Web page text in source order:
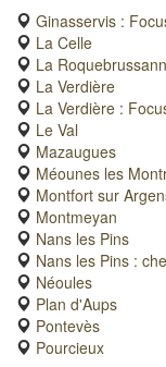
Ginasservis :
La Celle
La
La Verdière
La Verdière :
Le Val
Mazaugues
Méounes les
Montfort sur
Montmeyan
Nans les Pins
Nans les Pins :
Néoules
Plan d'Aups
Pontevès
Pourcieux